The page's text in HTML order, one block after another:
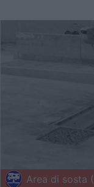
Area di sosta